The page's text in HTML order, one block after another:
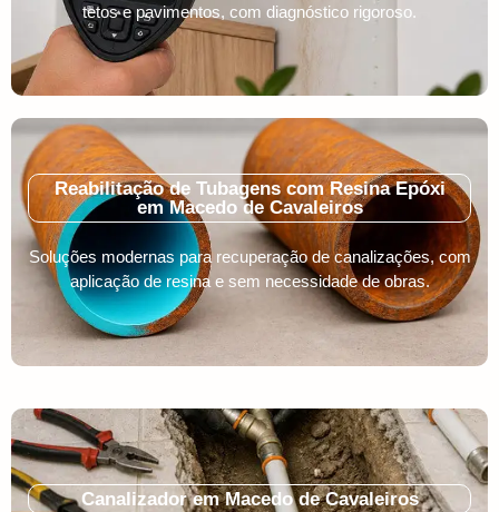
tetos e pavimentos, com diagnóstico rigoroso.
Reabilitação de Tubagens com Resina Epóxi
em Macedo de Cavaleiros
Soluções modernas para recuperação de canalizações, com
aplicação de resina e sem necessidade de obras.
Canalizador em Macedo de Cavaleiros